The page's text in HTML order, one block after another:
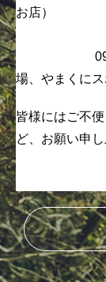
お店）
0979-62-
場、やまくにス
皆様にはご不
ど、お願い申し